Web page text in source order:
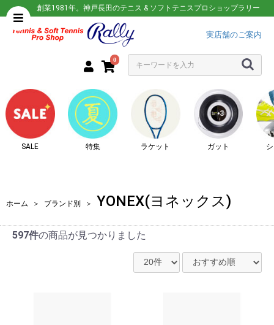
創業1981年。神戸長田のテニス & ソフトテニスプロショップラリー
実店舗のご案内
0
SALE 特集 ラケット ガット
ホーム ＞ ブランド別 ＞ YONEX(ヨネックス)
597件の商品が見つかりました